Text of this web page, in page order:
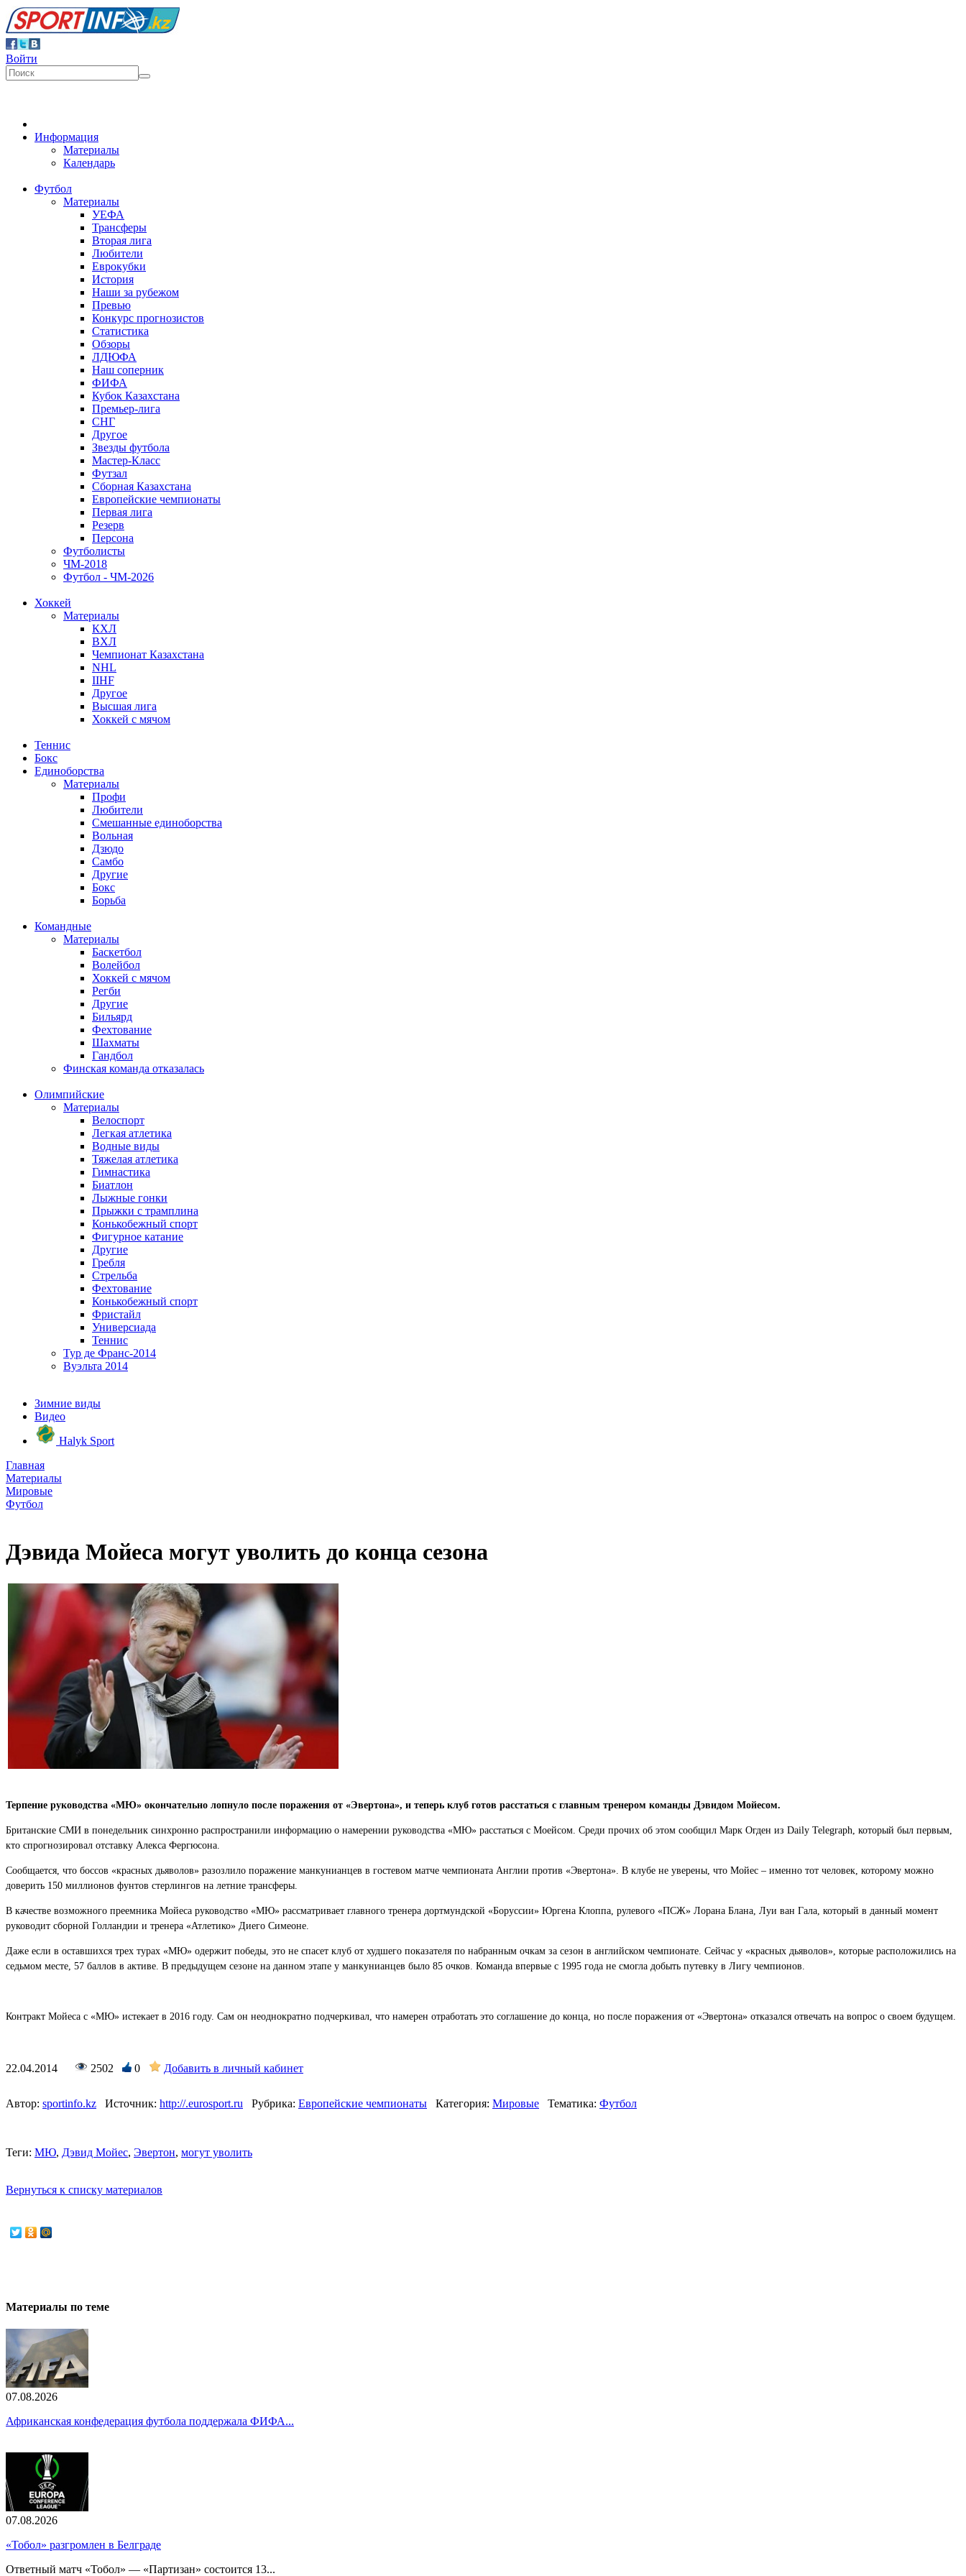
Войти
Информация
Материалы
Календарь
Футбол
Материалы
УЕФА
Трансферы
Вторая лига
Любители
Еврокубки
История
Наши за рубежом
Превью
Конкурс прогнозистов
Статистика
Обзоры
ЛДЮФА
Наш соперник
ФИФА
Кубок Казахстана
Премьер-лига
СНГ
Другое
Звезды футбола
Мастер-Класс
Футзал
Сборная Казахстана
Европейские чемпионаты
Первая лига
Резерв
Персона
Футболисты
ЧМ-2018
Футбол - ЧМ-2026
Хоккей
Материалы
КХЛ
ВХЛ
Чемпионат Казахстана
NHL
IIHF
Другое
Высшая лига
Хоккей с мячом
Теннис
Бокс
Единоборства
Материалы
Профи
Любители
Смешанные единоборства
Вольная
Дзюдо
Самбо
Другие
Бокс
Борьба
Командные
Материалы
Баскетбол
Волейбол
Хоккей с мячом
Регби
Другие
Бильярд
Фехтование
Шахматы
Гандбол
Финская команда отказалась
Олимпийские
Материалы
Велоспорт
Легкая атлетика
Водные виды
Тяжелая атлетика
Гимнастика
Биатлон
Лыжные гонки
Прыжки с трамплина
Конькобежный спорт
Фигурное катание
Другие
Гребля
Стрельба
Фехтование
Конькобежный спорт
Фристайл
Универсиада
Теннис
Тур де Франс-2014
Вуэльта 2014
Зимние виды
Видео
Halyk Sport
Главная
Материалы
Мировые
Футбол
Дэвида Мойеса могут уволить до конца сезона
Терпение руководства «МЮ» окончательно лопнуло после поражения от «Эвертона», и теперь клуб готов расстаться с главным тренером команды Дэвидом Мойесом.
Британские СМИ в понедельник синхронно распространили информацию о намерении руководства «МЮ» расстаться с Моейсом. Среди прочих об этом сообщил Марк Огден из Daily Telegraph, который был первым,
кто спрогнозировал отставку Алекса Фергюсона.
Сообщается, что боссов «красных дьяволов» разозлило поражение манкунианцев в гостевом матче чемпионата Англии против «Эвертона». В клубе не уверены, что Мойес – именно тот человек, которому можно
доверить 150 миллионов фунтов стерлингов на летние трансферы.
В качестве возможного преемника Мойеса руководство «МЮ» рассматривает главного тренера дортмундской «Боруссии» Юргена Клоппа, рулевого «ПСЖ» Лорана Блана, Луи ван Гала, который в данный момент
руководит сборной Голландии и тренера «Атлетико» Диего Симеоне.
Даже если в оставшихся трех турах «МЮ» одержит победы, это не спасет клуб от худшего показателя по набранным очкам за сезон в английском чемпионате. Сейчас у «красных дьяволов», которые расположились на
седьмом месте, 57 баллов в активе. В предыдущем сезоне на данном этапе у манкунианцев было 85 очков. Команда впервые с 1995 года не смогла добыть путевку в Лигу чемпионов.
Контракт Мойеса с «МЮ» истекает в 2016 году. Сам он неоднократно подчеркивал, что намерен отработать это соглашение до конца, но после поражения от «Эвертона» отказался отвечать на вопрос о своем будущем.
22.04.2014 2502 0 Добавить в личный кабинет
Автор: sportinfo.kz Источник: http://.eurosport.ru Рубрика: Европейские чемпионаты Категория: Мировые Тематика: Футбол
Теги: МЮ, Дэвид Мойес, Эвертон, могут уволить
Вернуться к списку материалов
Материалы по теме
07.08.2026
Африканская конфедерация футбола поддержала ФИФА...
07.08.2026
«Тобол» разгромлен в Белграде
Ответный матч «Тобол» — «Партизан» состоится 13...